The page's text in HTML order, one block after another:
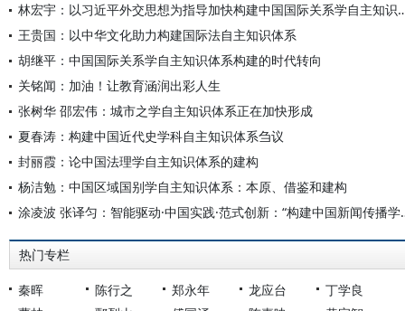
林宏宇：以习近平外交思想为
王贵国：以中华文化助力构建国际法自主知识体系
胡继平：中国国际关系学自主知识体系构建的时代转向
关铭闻：加油！让教育涵润出彩人生
张树华 邵宏伟：城市之学自主知识体系正在加快形成
夏春涛：构建中国近代史学科自主知识体系刍议
封丽霞：论中国法理学自主知识体系的建构
杨洁勉：中国区域国别学自主知识体系：本原、借鉴和建构
涂凌波 张译匀：智能驱
热门专栏
秦晖 陈行之 郑永年 龙应台
丁学良